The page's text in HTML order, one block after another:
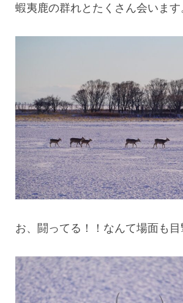
蝦夷鹿の群れとたくさん会います
お、闘ってる！！なんて場面も目